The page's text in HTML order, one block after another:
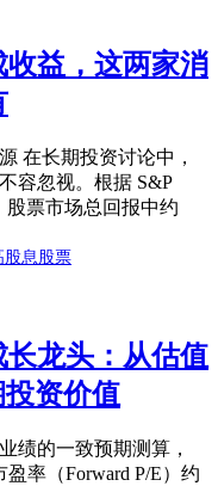
益，这两家消
在长期投资讨论中，
容忽视。根据 S&P
股票市场总回报中约
股息股票
龙头：从估值
资价值
绩的一致预期测算，
率（Forward P/E）约